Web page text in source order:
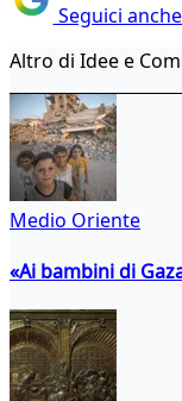
Seguici
Altro di Idee e
Medio Oriente
«Ai bambini di